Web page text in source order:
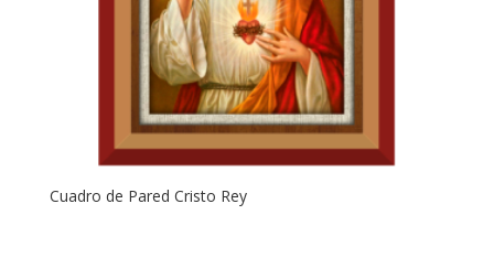
Cuadro de Pared Cristo Rey